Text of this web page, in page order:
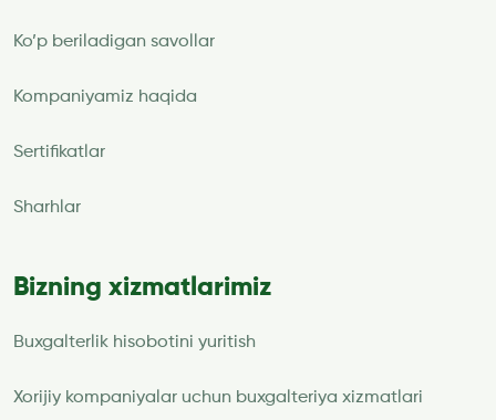
Ko’p beriladigan savollar
Kompaniyamiz haqida
Sertifikatlar
Sharhlar
Bizning xizmatlarimiz
Buxgalterlik hisobotini yuritish
Xorijiy kompaniyalar uchun buxgalteriya xizmatlari